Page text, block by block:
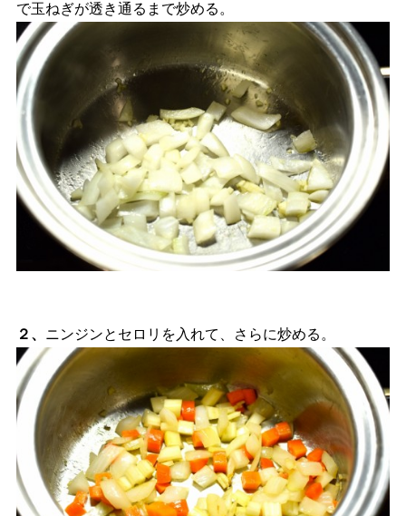
で玉ねぎが透き通るまで炒める。
２、 ニンジンとセロリを入れて、さらに炒める。